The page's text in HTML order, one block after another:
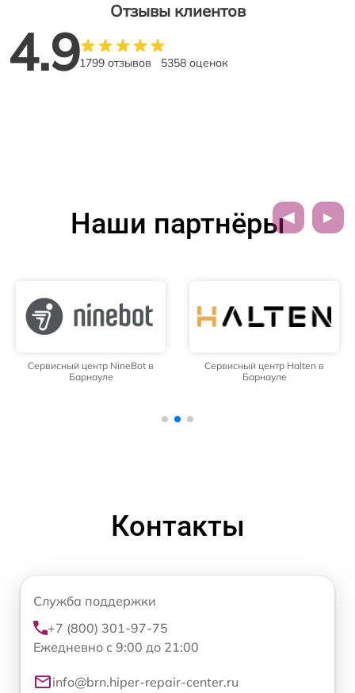
Отзывы клиентов
4.91799 отзывов 5358 оценок
Наши партнёры
Сервисный центр NineBot в
Барнауле
Сервисный центр Halten в
Барнауле
Контакты
Служба поддержки
+7 (800) 301-97-75
Ежедневно с 9:00 до 21:00
info@brn.hiper-repair-center.ru